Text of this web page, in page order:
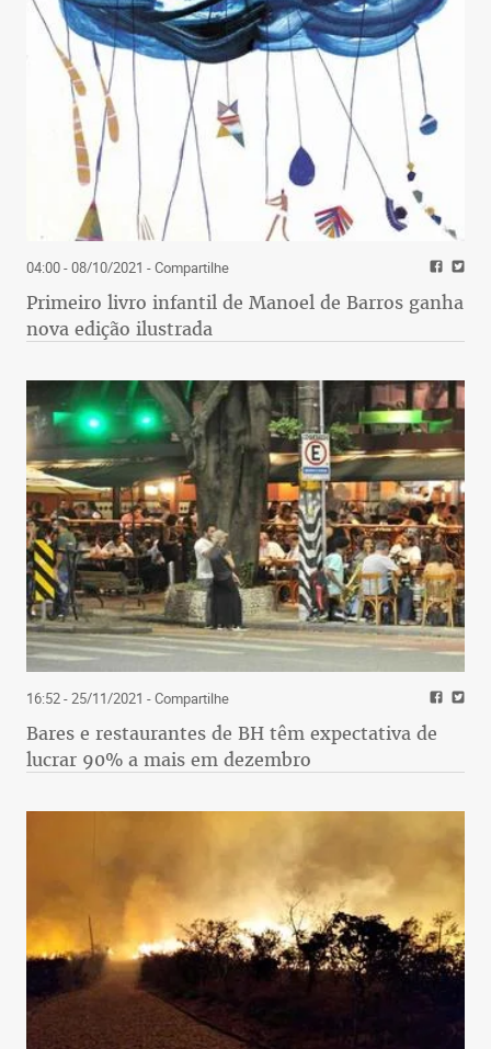
04:00 - 08/10/2021 - Compartilhe
Primeiro livro infantil de Manoel de Barros ganha
nova edição ilustrada
16:52 - 25/11/2021 - Compartilhe
Bares e restaurantes de BH têm expectativa de
lucrar 90% a mais em dezembro